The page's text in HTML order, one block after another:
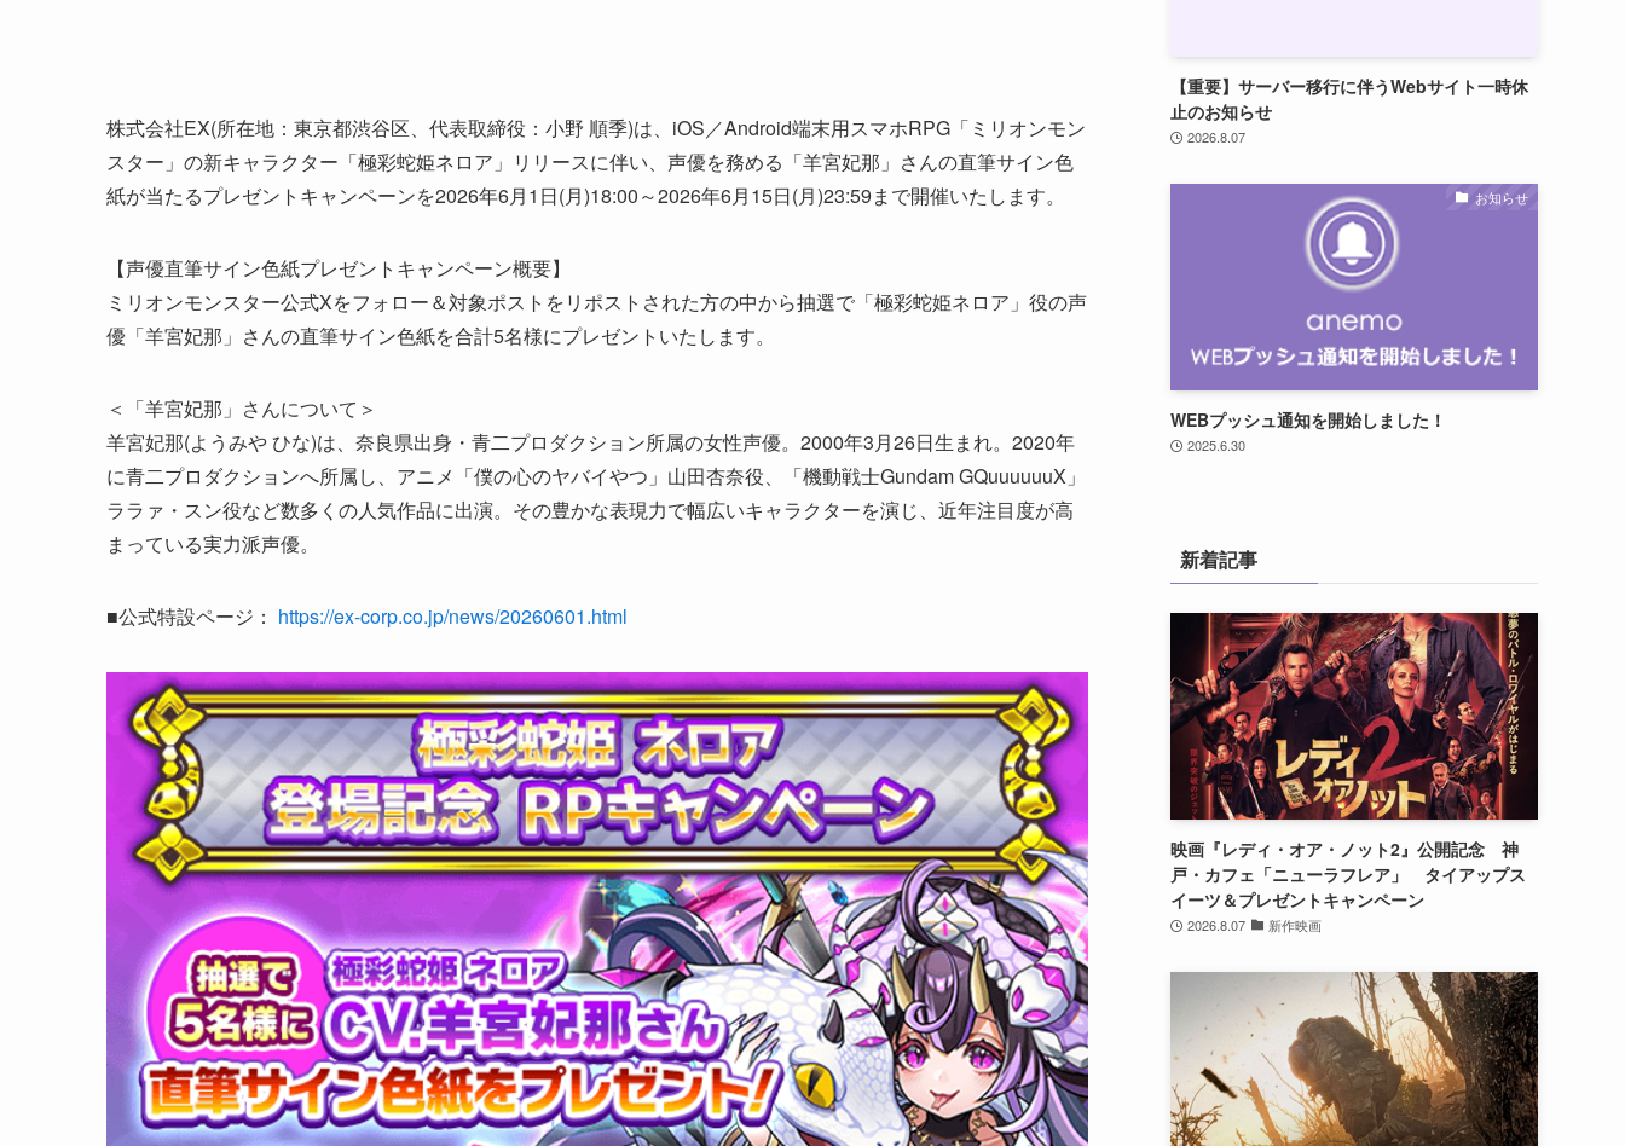
株式会社EX(所在地：東京都渋谷区、代表取締役：小野 順季)は、iOS／Android端末用スマホRPG「ミリオンモン
スター」の新キャラクター「極彩蛇姫ネロア」リリースに伴い、声優を務める「羊宮妃那」さんの直筆サイン色
紙が当たるプレゼントキャンペーンを2026年6月1日(月)18:00～2026年6月15日(月)23:59まで開催いたします。
【声優直筆サイン色紙プレゼントキャンペーン概要】
ミリオンモンスター公式Xをフォロー＆対象ポストをリポストされた方の中から抽選で「極彩蛇姫ネロア」役の声
優「羊宮妃那」さんの直筆サイン色紙を合計5名様にプレゼントいたします。
＜「羊宮妃那」さんについて＞
羊宮妃那(ようみや ひな)は、奈良県出身・青二プロダクション所属の女性声優。2000年3月26日生まれ。2020年
に青二プロダクションへ所属し、アニメ「僕の心のヤバイやつ」山田杏奈役、「機動戦士Gundam GQuuuuuuX」
ララァ・スン役など数多くの人気作品に出演。その豊かな表現力で幅広いキャラクターを演じ、近年注目度が高
まっている実力派声優。
■公式特設ページ： https://ex-corp.co.jp/news/20260601.html
【重要】サーバー移行に伴うWebサイト一時休
止のお知らせ
2026.8.07
お知らせ
WEBプッシュ通知を開始しました！
2025.6.30
新着記事
映画『レディ・オア・ノット2』公開記念 神
戸・カフェ「ニューラフレア」 タイアップス
イーツ＆プレゼントキャンペーン
2026.8.07 新作映画